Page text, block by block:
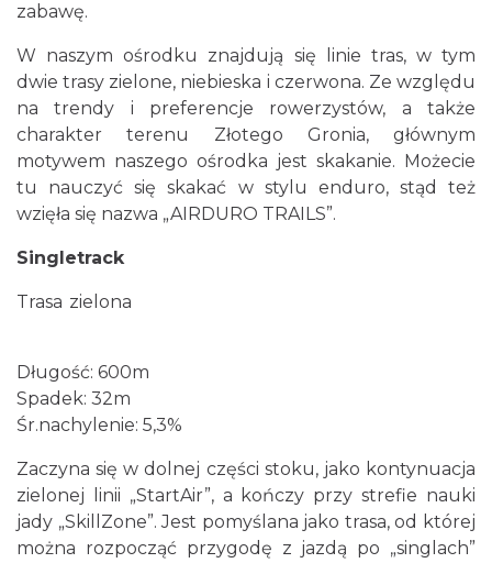
zabawę.
W naszym ośrodku znajdują się linie tras, w tym
dwie trasy zielone, niebieska i czerwona. Ze względu
na trendy i preferencje rowerzystów, a także
charakter terenu Złotego Gronia, głównym
motywem naszego ośrodka jest skakanie. Możecie
tu nauczyć się skakać w stylu enduro, stąd też
wzięła się nazwa „AIRDURO TRAILS”.
Singletrack
Trasa zielona
Długość: 600m
Spadek: 32m
Śr.nachylenie: 5,3%
Zaczyna się w dolnej części stoku, jako kontynuacja
zielonej linii „StartAir”, a kończy przy strefie nauki
jady „SkillZone”. Jest pomyślana jako trasa, od której
można rozpocząć przygodę z jazdą po „singlach”